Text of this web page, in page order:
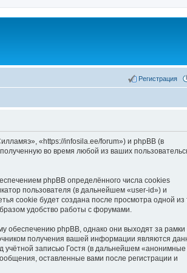
Регистрация
«https://infosila.ee/forum») и phpBB (в
во время любой из ваших
phpBB определённого числа cookies
пользователя (в дальнейшем «user-id») и
cookie будет создана после просмотра одной из
удобство работы с форумами.
phpBB, однако они выходят за рамки
получения вашей информации являются
записью Гостя (в дальнейшем «анонимные
оставленные вами после регистрации и